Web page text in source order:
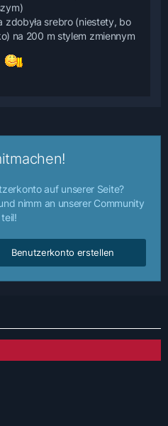
zdobyła srebro (niestety, bo
na 200 m stylem zmiennym
auf unserer Seite?
nimm an unserer Community
teil!
Benutzerkonto erstellen